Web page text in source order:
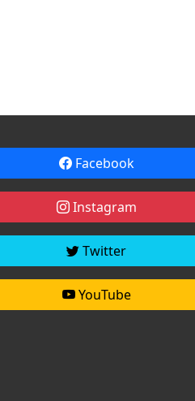
Facebook
Instagram
Twitter
YouTube